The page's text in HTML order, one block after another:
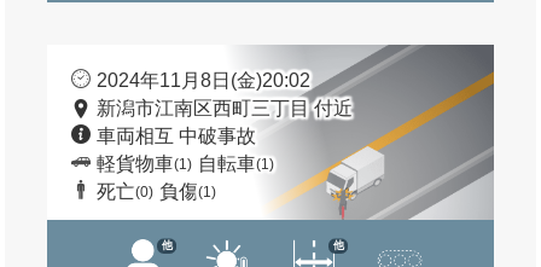
2024年11月8日(金)20:02
新潟市江南区西町三丁目 付近
車両相互 中破事故
軽貨物車(1) 自転車(1)
死亡(0) 負傷(1)
他 他